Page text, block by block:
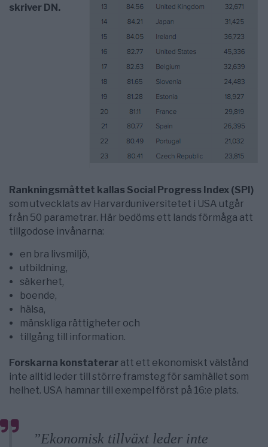
skriver DN.
Rankningsmåttet kallas Social Progress Index (SPI)
som utvecklats av Harvarduniversitetet i USA utgår
från 50 parametrar. Här bedöms ett lands förmåga att
tillgodose invånarna:
en bra livsmiljö,
utbildning,
säkerhet,
boende,
hälsa,
mänskliga rättigheter och
tillgång till information.
Forskarna konstaterar att ett ekonomiskt välstånd
inte alltid leder till större framsteg för samhället som
helhet. USA hamnar till exempel först på 16:e plats.
”Ekonomisk tillväxt leder inte